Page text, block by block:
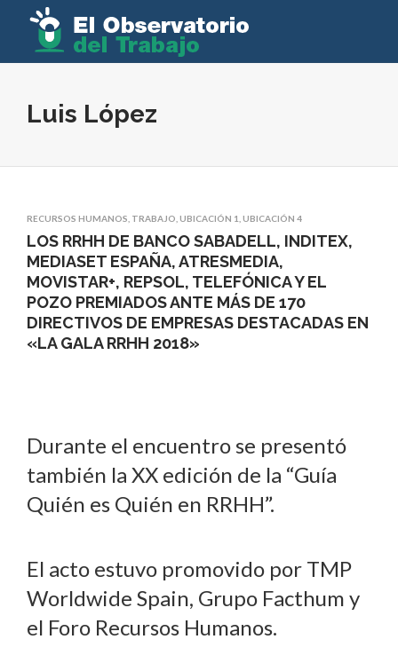
Luis López
RECURSOS HUMANOS TRABAJO UBICACIÓN 1 UBICACIÓN 4
LOS RRHH DE BANCO SABADELL, INDITEX,
MEDIASET ESPAÑA, ATRESMEDIA,
MOVISTAR+, REPSOL, TELEFÓNICA Y EL
POZO PREMIADOS ANTE MÁS DE 170
DIRECTIVOS DE EMPRESAS DESTACADAS EN
«LA GALA RRHH 2018»
Durante el encuentro se presentó
también la XX edición de la “Guía
Quién es Quién en RRHH”.
El acto estuvo promovido por TMP
Worldwide Spain, Grupo Facthum y
el Foro Recursos Humanos.